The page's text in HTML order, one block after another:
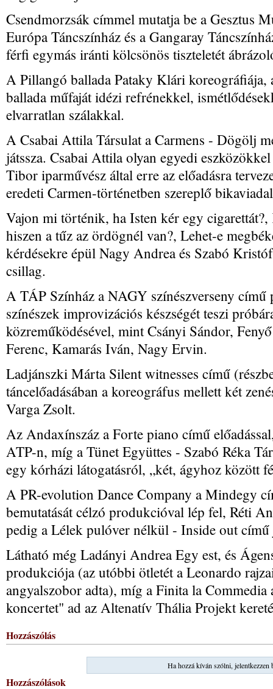
Csendmorzsák címmel mutatja be a Gesztus
Európa Táncszínház és a Gangaray
férfi egymás iránti kölcsönös tiszteletét
A Pillangó ballada Pataky Klári koreográfiája,
ballada műfaját idézi refrénekkel,
elvarratlan szálakkal.
A Csabai Attila Társulat a Carmens - Dögölj
játssza. Csabai Attila olyan egyedi
Tibor iparművész által erre az előadásra
eredeti Carmen-történetben szereplő
Vajon mi történik, ha Isten kér egy
hiszen a tűz az ördögnél van?, Lehet-e
kérdésekre épül Nagy Andrea és Szabó
csillag.
A TÁP Színház a NAGY színészverseny
színészek improvizációs készségét teszi
közreműködésével, mint Csányi Sándor,
Ferenc, Kamarás Iván, Nagy Ervin.
Ladjánszki Márta Silent witnesses című
táncelőadásában a koreográfus mellett két
Varga Zsolt.
Az Andaxínszáz a Forte piano című
ATP-n, míg a Tünet Együttes - Szabó Réka
egy kórházi látogatásról, „két, ágyhoz között
A PR-evolution Dance Company a Mindegy
bemutatását célzó produkcióval lép fel, Réti
pedig a Lélek pulóver nélkül - Inside out
Látható még Ladányi Andrea Egy est, és
produkciója (az utóbbi ötletét a Leonardo
angyalszobor adta), míg a Finita la Commedia
koncertet" ad az Altenatív Thália Projekt
Hozzászólás
Ha hozzá kíván szólni, jelentkezzen
Hozzászólások